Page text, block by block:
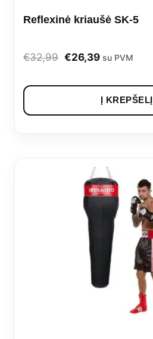
Reflexinė kriaušė SK-5
€32,99 Original
€32,99.
€26,39Current
is:
€26,39.
su PVM
Į KREPŠELĮ